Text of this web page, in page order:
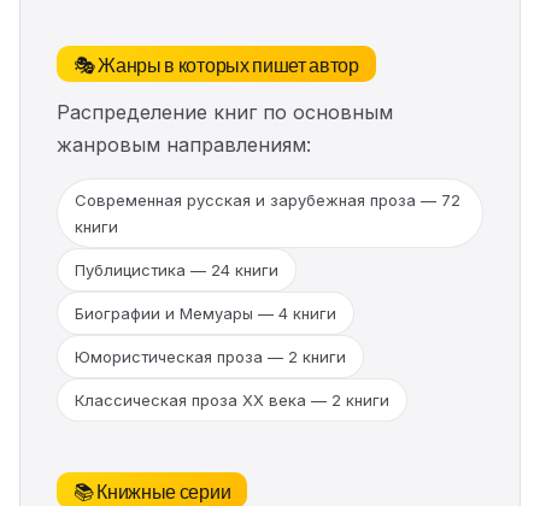
🎭 Жанры в которых пишет автор
Распределение книг по основным
жанровым направлениям:
Современная русская и зарубежная проза — 72
книги
Публицистика — 24 книги
Биографии и Мемуары — 4 книги
Юмористическая проза — 2 книги
Классическая проза ХX века — 2 книги
📚 Книжные серии